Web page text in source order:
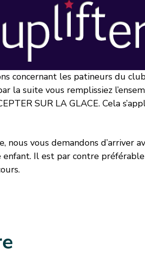
concernant les patineurs du
la suite vous remplissiez
SUR LA GLACE. Cela
vous demandons d’arriver
Il est par contre